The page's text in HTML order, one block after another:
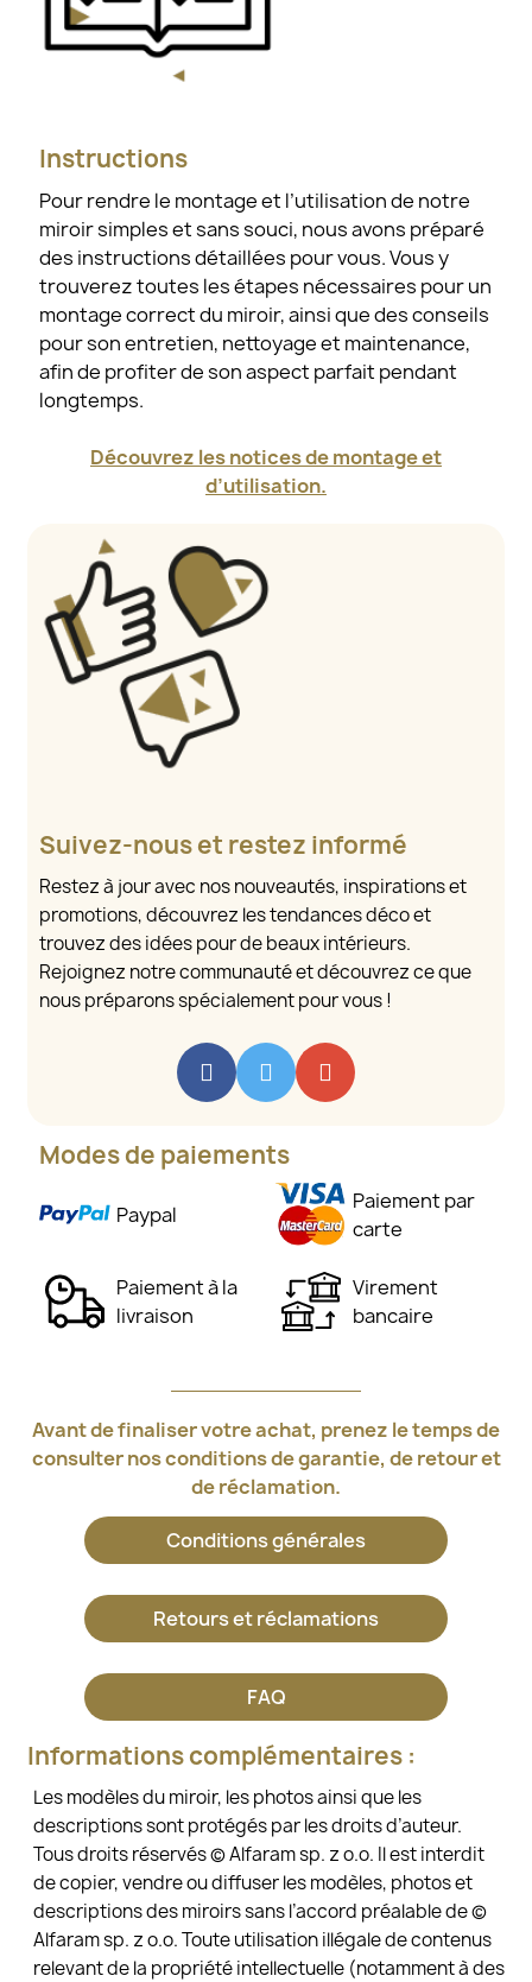
Instructions
Pour rendre le montage et l’utilisation de notre
miroir simples et sans souci, nous avons préparé
des instructions détaillées pour vous. Vous y
trouverez toutes les étapes nécessaires pour un
montage correct du miroir, ainsi que des conseils
pour son entretien, nettoyage et maintenance,
afin de profiter de son aspect parfait pendant
longtemps.
Découvrez les notices de montage et
d’utilisation.
Suivez-nous et restez informé
Restez à jour avec nos nouveautés, inspirations et
promotions, découvrez les tendances déco et
trouvez des idées pour de beaux intérieurs.
Rejoignez notre communauté et découvrez ce que
nous préparons spécialement pour vous !
Modes de paiements
Paypal
Paiement par
carte
Paiement à la
livraison
Virement
bancaire
Avant de finaliser votre achat, prenez le temps de
consulter nos conditions de garantie, de retour et
de réclamation.
Conditions générales
Retours et réclamations
FAQ
Informations complémentaires :
Les modèles du miroir, les photos ainsi que les
descriptions sont protégés par les droits d’auteur.
Tous droits réservés © Alfaram sp. z o.o. Il est interdit
de copier, vendre ou diffuser les modèles, photos et
descriptions des miroirs sans l’accord préalable de ©
Alfaram sp. z o.o. Toute utilisation illégale de contenus
relevant de la propriété intellectuelle (notamment à des